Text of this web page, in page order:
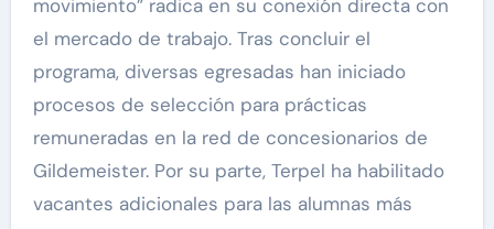
movimiento” radica en su conexión directa con
el mercado de trabajo. Tras concluir el
programa, diversas egresadas han iniciado
procesos de selección para prácticas
remuneradas en la red de concesionarios de
Gildemeister. Por su parte, Terpel ha habilitado
vacantes adicionales para las alumnas más